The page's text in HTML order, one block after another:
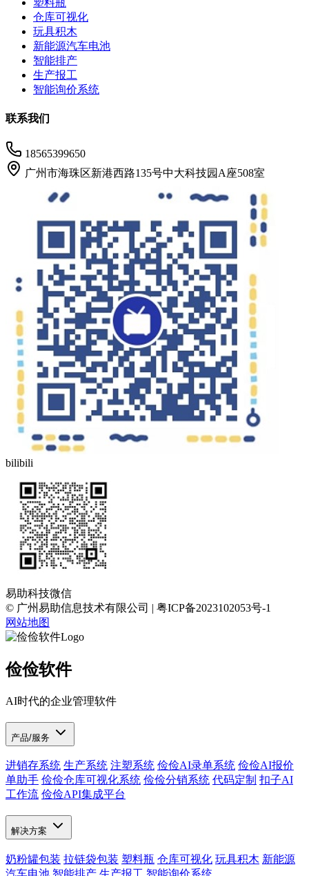
仓库可视化
玩具积木
新能源汽车电池
智能排产
生产报工
智能询价系统
联系我们
18565399650
广州市海珠区新港西路135号中大科技园A座508室
bilibili
易助科技微信
© 广州易助信息技术有限公司 | 粤ICP备2023102053号-1
网站地图
俭俭软件
AI时代的企业管理软件
产品/服务
进销存系统 生产系统 注塑系统 俭俭AI录单系统 俭俭AI报价
单助手 俭俭仓库可视化系统 俭俭分销系统 代码定制 扣子AI
工作流 俭俭API集成平台
解决方案
奶粉罐包装 拉链袋包装 塑料瓶 仓库可视化 玩具积木 新能源
汽车电池 智能排产 生产报工 智能询价系统